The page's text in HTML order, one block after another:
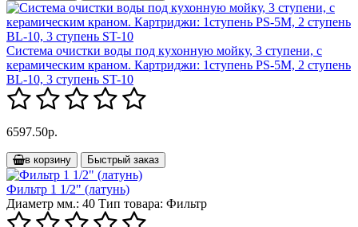
Система очистки воды под кухонную мойку, 3 ступени, с
керамическим краном. Картриджи: 1ступень PS-5M, 2 ступень
BL-10, 3 ступень ST-10
6597.50р.
в корзину Быстрый заказ
Фильтр 1 1/2" (латунь)
Диаметр мм.: 40 Тип товара: Фильтр